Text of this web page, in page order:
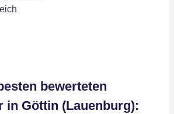
bewerteten
in Göttin (Lauenburg):